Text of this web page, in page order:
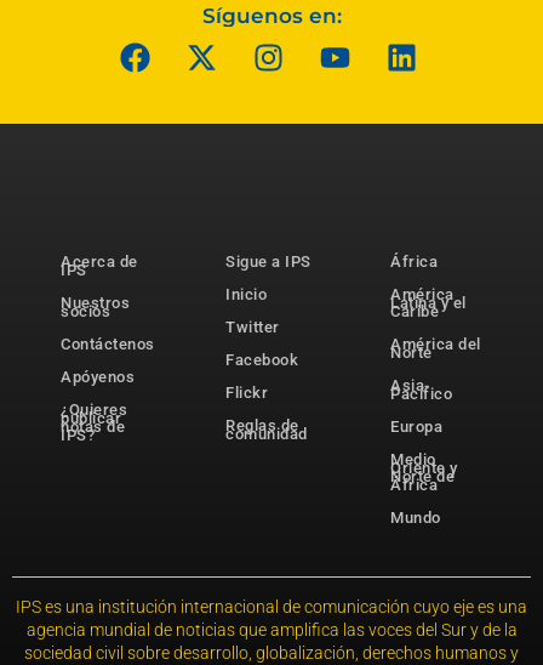
Síguenos en:
Acerca de
IPS
Nuestros
socios
Contáctenos
Apóyenos
¿Quieres
publicar
notas de
IPS?
Sigue a IPS
Inicio
Twitter
Facebook
Flickr
Reglas de
comunidad
África
América
Latina y el
Caribe
América del
Norte
Asia-
Pacífico
Europa
Medio
Oriente y
Norte de
África
Mundo
IPS es una institución internacional de comunicación cuyo eje es una
agencia mundial de noticias que amplifica las voces del Sur y de la
sociedad civil sobre desarrollo, globalización, derechos humanos y